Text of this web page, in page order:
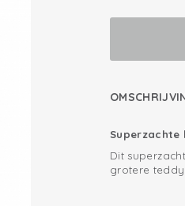
Dit
grotere
stof